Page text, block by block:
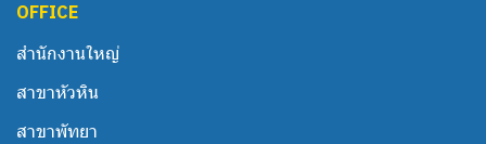
OFFICE
สำนักงานใหญ่
สาขาหัวหิน
สาขาพัทยา